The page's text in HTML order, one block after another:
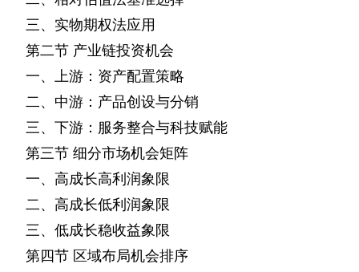
三、实物期权法应用
第二节 产业链投资机会
一、上游：资产配置策略
二、中游：产品创设与分销
三、下游：服务整合与科技赋能
第三节 细分市场机会矩阵
一、高成长高利润象限
二、高成长低利润象限
三、低成长稳收益象限
第四节 区域布局机会排序